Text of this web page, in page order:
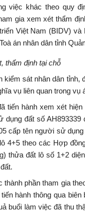
việc khác theo quy
gia xem xét thẩm
Việt Nam (BIDV)
án nhân dân tỉnh
thẩm định tại chỗ
kiểm sát nhân dân tỉnh,
vụ liên quan trong vụ
tiến hành xem xét hiện
dụng đất số
cấp tên người sử
4+5 theo các Hợp
thửa đất lô số 1+2
phần tham gia
hành thông qua
buổi làm việc đã thu